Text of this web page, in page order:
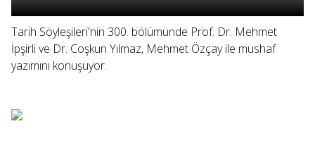
Tarih Söyleşileri'nin 300. bölümünde Prof. Dr. Mehmet
İpşirli ve Dr. Coşkun Yılmaz, Mehmet Özçay ile mushaf
yazımını konuşuyor.